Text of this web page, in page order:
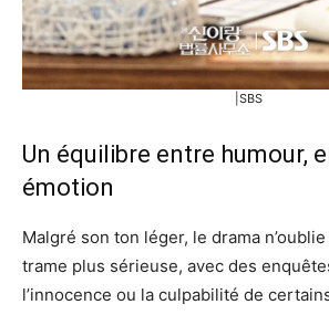
|SBS
Un équilibre entre humour,
émotion
Malgré son ton léger, le drama
trame plus sérieuse, avec des
l’innocence ou la culpabilité de